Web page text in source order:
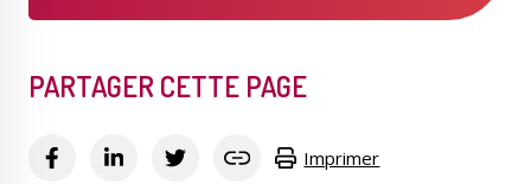
PARTAGER CETTE PAGE
Imprimer